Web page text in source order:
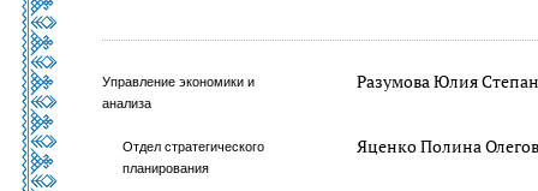
Управление экономики и
анализа
Разумова Юлия
Отдел стратегического
планирования
Яценко Полина